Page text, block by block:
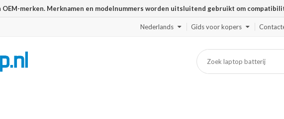
merken. Merknamen en modelnummers worden uitsluitend gebruikt om
Nederlands Gids voor kopers